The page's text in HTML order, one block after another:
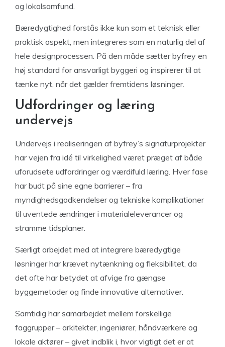
og lokalsamfund.
Bæredygtighed forstås ikke kun som et teknisk eller
praktisk aspekt, men integreres som en naturlig del af
hele designprocessen. På den måde sætter byfrey en
høj standard for ansvarligt byggeri og inspirerer til at
tænke nyt, når det gælder fremtidens løsninger.
Udfordringer og læring
undervejs
Undervejs i realiseringen af byfrey’s signaturprojekter
har vejen fra idé til virkelighed været præget af både
uforudsete udfordringer og værdifuld læring. Hver fase
har budt på sine egne barrierer – fra
myndighedsgodkendelser og tekniske komplikationer
til uventede ændringer i materialeleverancer og
stramme tidsplaner.
Særligt arbejdet med at integrere bæredygtige
løsninger har krævet nytænkning og fleksibilitet, da
det ofte har betydet at afvige fra gængse
byggemetoder og finde innovative alternativer.
Samtidig har samarbejdet mellem forskellige
faggrupper – arkitekter, ingeniører, håndværkere og
lokale aktører – givet indblik i, hvor vigtigt det er at